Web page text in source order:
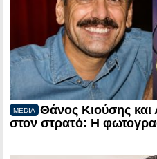
MEDIA
Θάνος Κιούσης και
στον στρατό: Η